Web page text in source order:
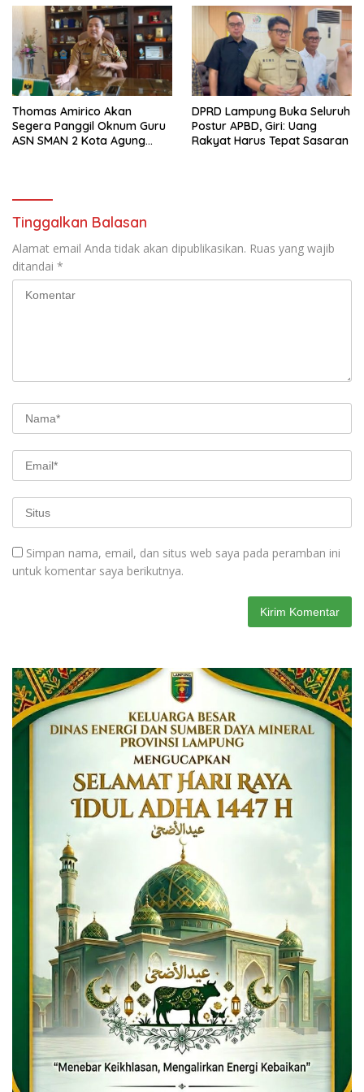
Thomas Amirico Akan
Segera Panggil Oknum Guru
ASN SMAN 2 Kota Agung
DPRD Lampung Buka Seluruh
Postur APBD, Giri: Uang
Rakyat Harus Tepat Sasaran
Tinggalkan Balasan
Alamat email Anda tidak akan dipublikasikan. Ruas yang wajib
ditandai *
Simpan nama, email, dan situs web saya pada peramban ini
untuk komentar saya berikutnya.